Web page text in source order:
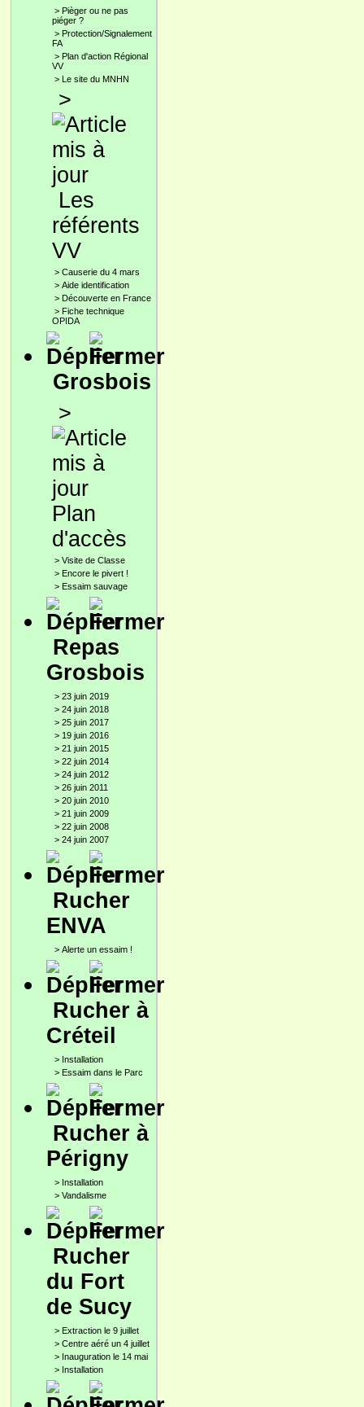
> Pièger ou ne pas
piéger ?
> Protection/Signalement
FA
> Plan d'action Régional
VV
> Le site du MNHN
>
Les
référents
VV
> Causerie du 4 mars
> Aide identification
> Découverte en France
> Fiche technique
OPIDA
Grosbois
>
Plan
d'accès
> Visite de Classe
> Encore le pivert !
> Essaim sauvage
Repas
Grosbois
> 23 juin 2019
> 24 juin 2018
> 25 juin 2017
> 19 juin 2016
> 21 juin 2015
> 22 juin 2014
> 24 juin 2012
> 26 juin 2011
> 20 juin 2010
> 21 juin 2009
> 22 juin 2008
> 24 juin 2007
Rucher
ENVA
> Alerte un essaim !
Rucher à
Créteil
> Installation
> Essaim dans le Parc
Rucher à
Périgny
> Installation
> Vandalisme
Rucher
du Fort
de Sucy
> Extraction le 9 juillet
> Centre aéré un 4 juillet
> Inauguration le 14 mai
> Installation